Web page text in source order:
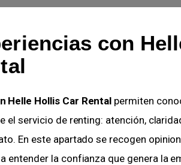
con
Helle Hollis Car Rental permiten
el servicio de renting: atención,
En este apartado se recogen
entender la confianza que genera la